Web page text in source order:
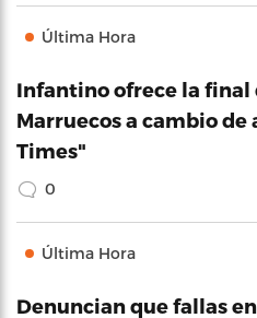
Última Hora
Infantino ofrece la final
Marruecos a cambio de
Times"
0
Última Hora
Denuncian que fallas